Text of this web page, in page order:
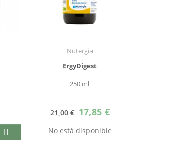
Nutergia
ErgyDigest
250 ml
21,00 € Precio
especial
17,85 €
No está disponible